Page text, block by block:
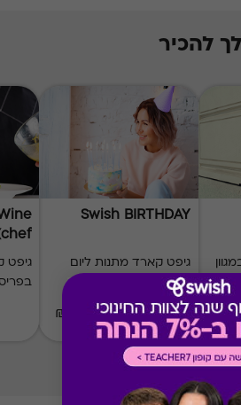
להכיר
Swish BIRTHDAY
גיפט קארד מתנות ליום
הולדת
₪50-₪500
גיפט